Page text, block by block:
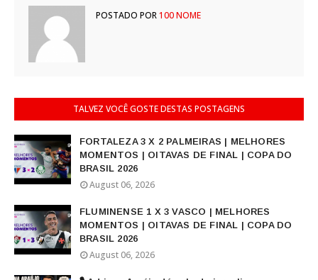
POSTADO POR100 NOME
TALVEZ VOCÊ GOSTE DESTAS POSTAGENS
FORTALEZA 3 X 2 PALMEIRAS | MELHORES
MOMENTOS | OITAVAS DE FINAL | COPA DO
BRASIL 2026
August 06, 2026
FLUMINENSE 1 X 3 VASCO | MELHORES
MOMENTOS | OITAVAS DE FINAL | COPA DO
BRASIL 2026
August 06, 2026